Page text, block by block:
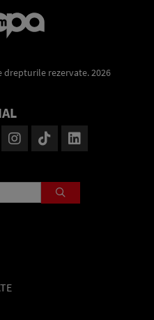
drepturile rezervate. 2026